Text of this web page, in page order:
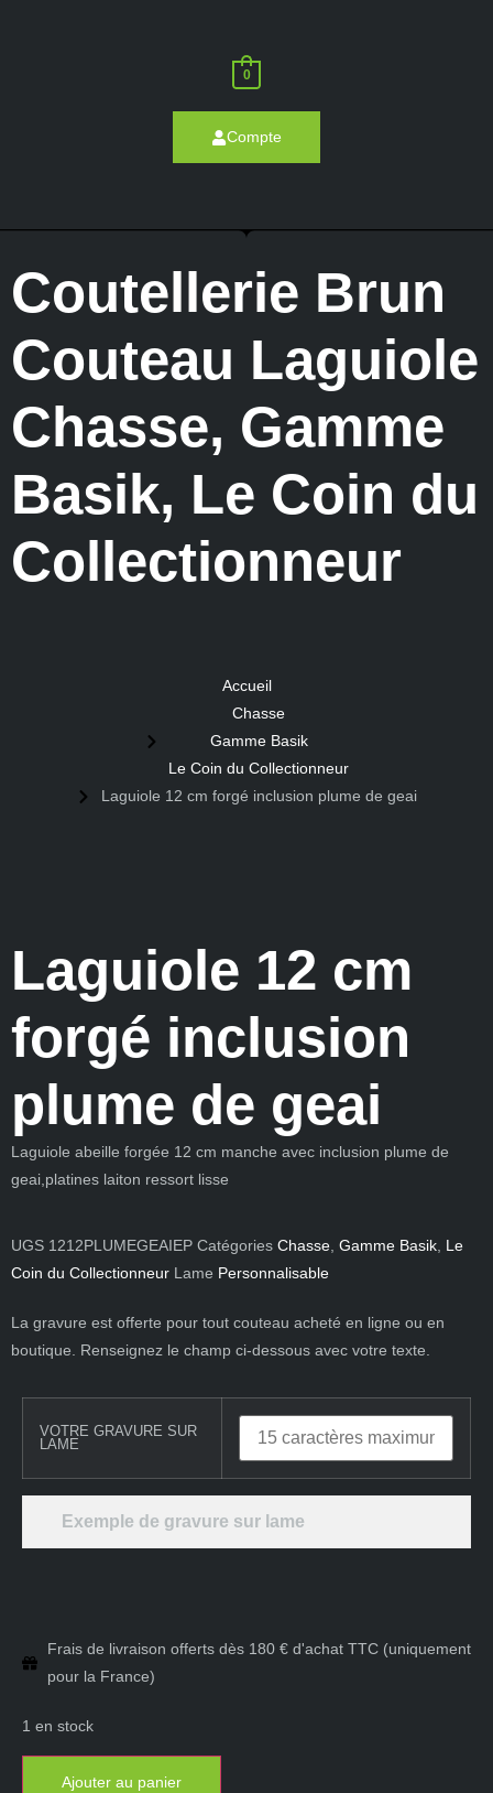
0
Compte
Coutellerie Brun
Couteau Laguiole
Chasse, Gamme
Basik, Le Coin du
Collectionneur
Accueil
Chasse
Gamme Basik
Le Coin du Collectionneur
Laguiole 12 cm forgé inclusion plume de geai
Laguiole 12 cm
forgé inclusion
plume de geai
Laguiole abeille forgée 12 cm manche avec inclusion plume de
geai,platines laiton ressort lisse
UGS 1212PLUMEGEAIEP Catégories Chasse Gamme Basik Le
Coin du Collectionneur Lame Personnalisable
La gravure est offerte pour tout couteau acheté en ligne ou en
boutique. Renseignez le champ ci-dessous avec votre texte.
VOTRE GRAVURE SUR
LAME
Exemple de gravure sur lame
Frais de livraison offerts dès 180 € d'achat TTC (uniquement
pour la France)
1 en stock
Ajouter au panier